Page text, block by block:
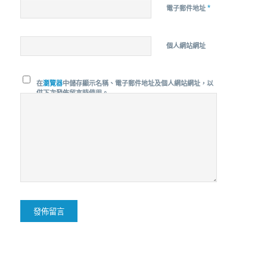
電子郵件地址 *
個人網站網址
在瀏覽器中儲存顯示名稱、電子郵件地址及個人網站網址，以
供下次發佈留言時使用。